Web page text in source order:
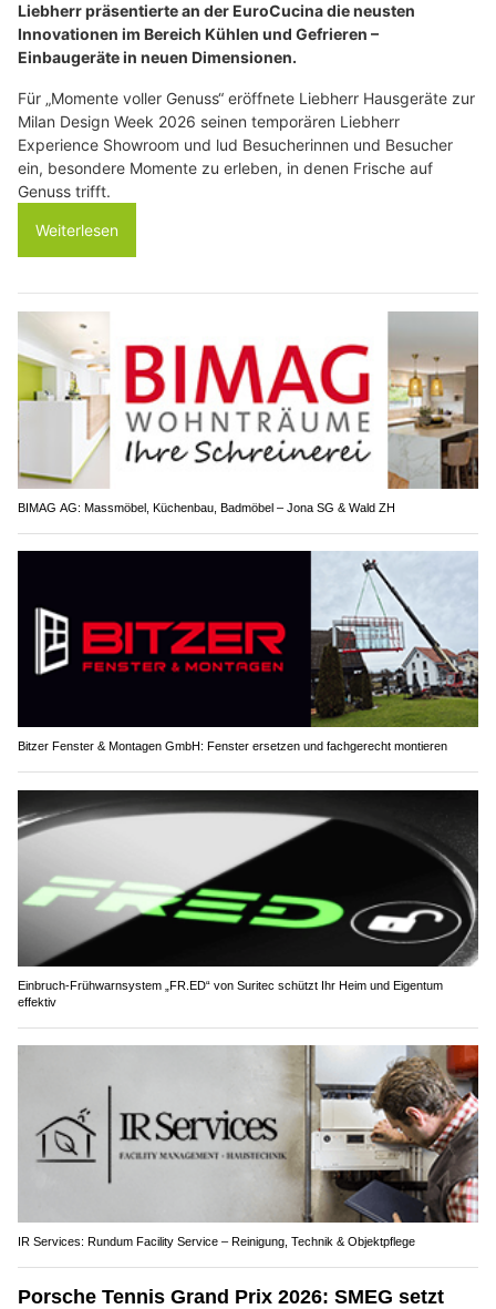
Liebherr präsentierte an der EuroCucina die neusten
Innovationen im Bereich Kühlen und Gefrieren –
Einbaugeräte in neuen Dimensionen.
Für „Momente voller Genuss“ eröffnete Liebherr Hausgeräte zur
Milan Design Week 2026 seinen temporären Liebherr
Experience Showroom und lud Besucherinnen und Besucher
ein, besondere Momente zu erleben, in denen Frische auf
Genuss trifft.
Weiterlesen
BIMAG AG: Massmöbel, Küchenbau, Badmöbel – Jona SG & Wald ZH
Bitzer Fenster & Montagen GmbH: Fenster ersetzen und fachgerecht montieren
Einbruch-Frühwarnsystem „FR.ED“ von Suritec schützt Ihr Heim und Eigentum
effektiv
IR Services: Rundum Facility Service – Reinigung, Technik & Objektpflege
Porsche Tennis Grand Prix 2026: SMEG setzt